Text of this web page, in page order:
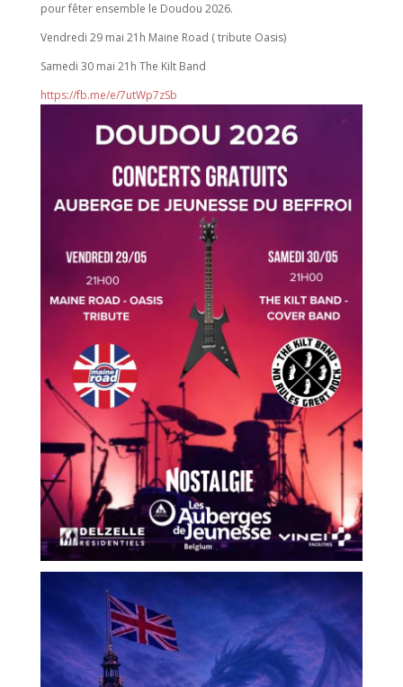
pour fêter ensemble le Doudou 2026.
Vendredi 29 mai 21h Maine Road ( tribute Oasis)
Samedi 30 mai 21h The Kilt Band
https://fb.me/e/7utWp7zSb